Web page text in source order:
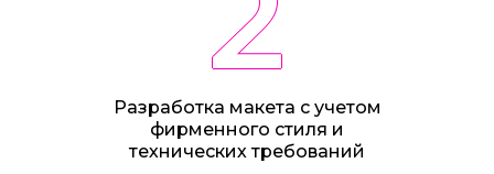
Разработка макета с учетом
фирменного стиля и
технических требований